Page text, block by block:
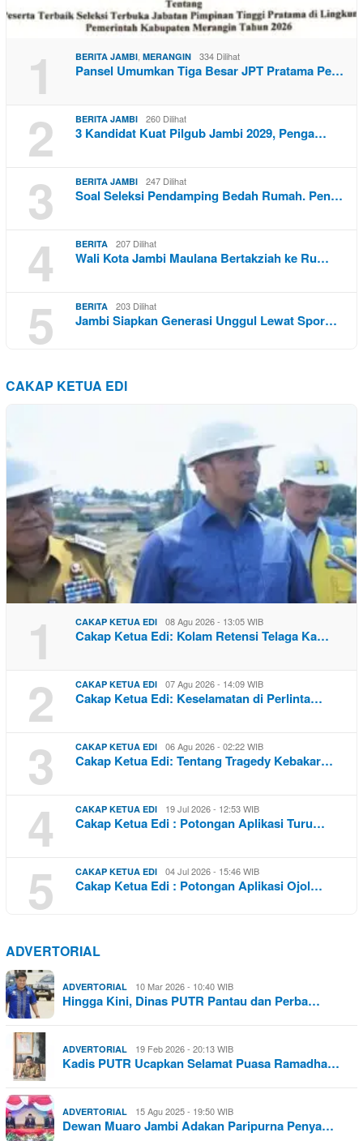
1 BERITA JAMBI MERANGIN 334 Dilihat
Pansel Umumkan Tiga Besar JPT Pratama Pe…
2 BERITA JAMBI 260 Dilihat
3 Kandidat Kuat Pilgub Jambi 2029, Penga…
3 BERITA JAMBI 247 Dilihat
Soal Seleksi Pendamping Bedah Rumah. Pen…
4 BERITA 207 Dilihat
Wali Kota Jambi Maulana Bertakziah ke Ru…
5 BERITA 203 Dilihat
Jambi Siapkan Generasi Unggul Lewat Spor…
CAKAP KETUA EDI
1 CAKAP KETUA EDI 08 Agu 2026 - 13:05 WIB
Cakap Ketua Edi: Kolam Retensi Telaga Ka…
2 CAKAP KETUA EDI 07 Agu 2026 - 14:09 WIB
Cakap Ketua Edi: Keselamatan di Perlinta…
3 CAKAP KETUA EDI 06 Agu 2026 - 02:22 WIB
Cakap Ketua Edi: Tentang Tragedy Kebakar…
4 CAKAP KETUA EDI 19 Jul 2026 - 12:53 WIB
Cakap Ketua Edi : Potongan Aplikasi Turu…
5 CAKAP KETUA EDI 04 Jul 2026 - 15:46 WIB
Cakap Ketua Edi : Potongan Aplikasi Ojol…
ADVERTORIAL
ADVERTORIAL 10 Mar 2026 - 10:40 WIB
Hingga Kini, Dinas PUTR Pantau dan Perba…
ADVERTORIAL 19 Feb 2026 - 20:13 WIB
Kadis PUTR Ucapkan Selamat Puasa Ramadha…
ADVERTORIAL 15 Agu 2025 - 19:50 WIB
Dewan Muaro Jambi Adakan Paripurna Penya…